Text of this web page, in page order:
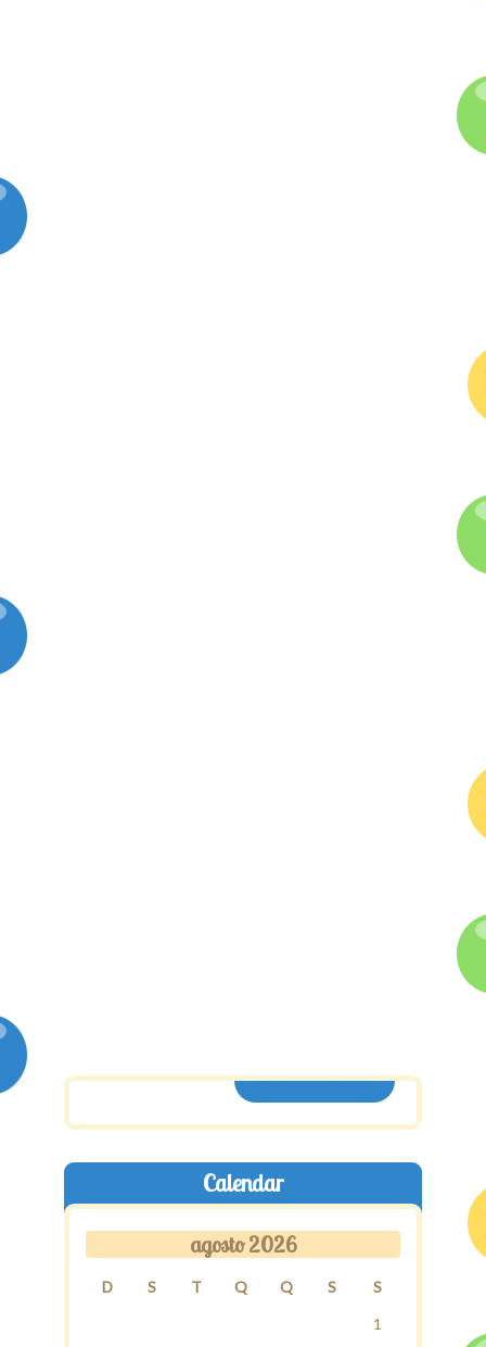
ASSINE AQUI
Calendar
agosto 2026
D S T Q Q S
S
1